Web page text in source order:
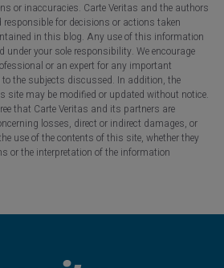
or inaccuracies. Carte Veritas and the authors
for decisions or actions taken
in this blog. Any use of this information
your sole responsibility. We encourage
or an expert for any important
the subjects discussed. In addition, the
site may be modified or updated without notice.
that Carte Veritas and its partners are
losses, direct or indirect damages, or
use of the contents of this site, whether they
or the interpretation of the information